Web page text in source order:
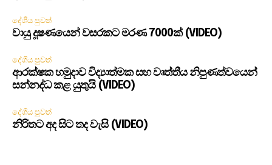
දේශීය පුවත්
වායු දූෂණයෙන් වසරකට මරණ 7000ක් (VIDEO)
දේශීය පුවත්
ආරක්ෂක හමුදාව විද්‍යාත්මක සහ වෘත්තීය නිපුණත්වයෙන්
සන්නද්ධ කළ යුතුයි (VIDEO)
දේශීය පුවත්
නිරිතට අද සිට තද වැසි (VIDEO)